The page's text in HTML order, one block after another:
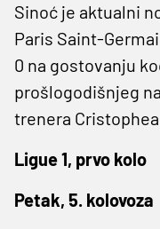
Sinoć je aktualni
Paris Saint-
0 na gostovanju
prošlogodišnjeg
trenera
Ligue 1, prvo kolo
Petak, 5. kolovoza